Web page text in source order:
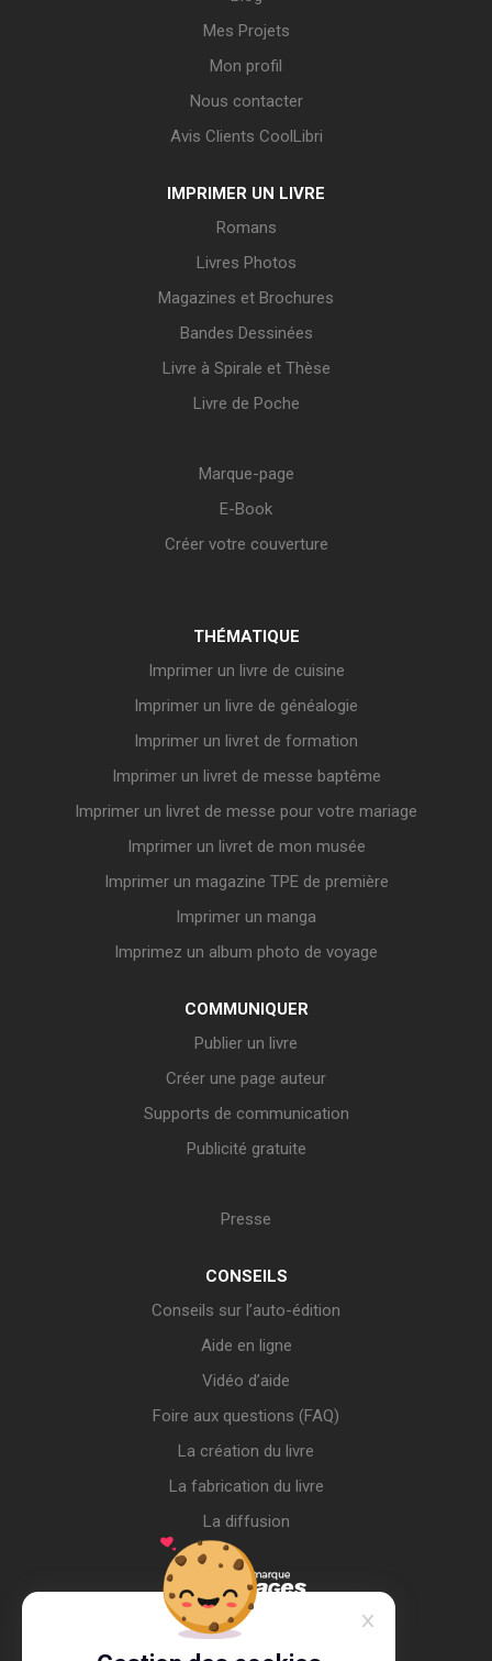
Mes Projets
Mon profil
Nous contacter
Avis Clients CoolLibri
IMPRIMER UN LIVRE
Romans
Livres Photos
Magazines et Brochures
Bandes Dessinées
Livre à Spirale et Thèse
Livre de Poche
Marque-page
E-Book
Créer votre couverture
THÉMATIQUE
Imprimer un livre de cuisine
Imprimer un livre de généalogie
Imprimer un livret de formation
Imprimer un livret de messe baptême
Imprimer un livret de messe pour votre mariage
Imprimer un livret de mon musée
Imprimer un magazine TPE de première
Imprimer un manga
Imprimez un album photo de voyage
COMMUNIQUER
Publier un livre
Créer une page auteur
Supports de communication
Publicité gratuite
Presse
CONSEILS
Conseils sur l’auto-édition
Aide en ligne
Vidéo d’aide
Foire aux questions (FAQ)
La création du livre
La fabrication du livre
La diffusion